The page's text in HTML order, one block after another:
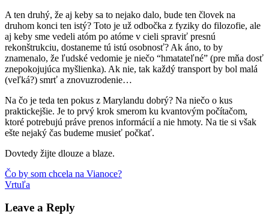
A ten druhý, že aj keby sa to nejako dalo, bude ten človek na
druhom konci ten istý? Toto je už odbočka z fyziky do filozofie, ale
aj keby sme vedeli atóm po atóme v cieli spraviť presnú
rekonštrukciu, dostaneme tú istú osobnosť? Ak áno, to by
znamenalo, že ľudské vedomie je niečo “hmatateľné” (pre mňa dosť
znepokojujúca myšlienka). Ak nie, tak každý transport by bol malá
(veľká?) smrť a znovuzrodenie…
Na čo je teda ten pokus z Marylandu dobrý? Na niečo o kus
praktickejšie. Je to prvý krok smerom ku kvantovým počítačom,
ktoré potrebujú práve prenos informácií a nie hmoty. Na tie si však
ešte nejaký čas budeme musieť počkať.
Dovtedy žijte dlouze a blaze.
princíp
neurčitosti
Post
navigation
Previous
Post:
Čo by som chcela na Vianoce?
Next
Vrtuľa
Leave a Reply